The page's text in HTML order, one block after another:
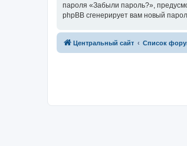
пароля «Забыли пароль?»,
phpBB сгенерирует вам новый
Центральный сайт Список